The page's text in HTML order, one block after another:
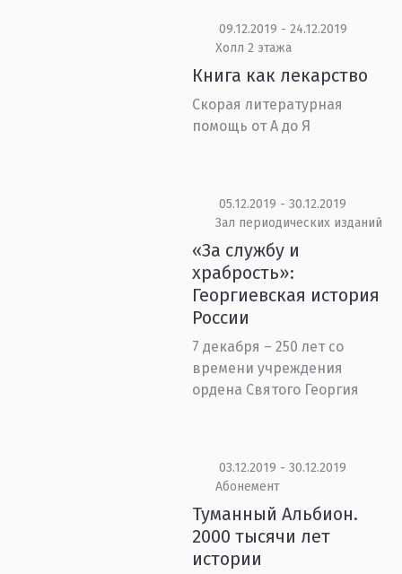
09.12.2019 - 24.12.2019
Холл 2 этажа
Книга как лекарство
Скорая литературная
помощь от А до Я
05.12.2019 - 30.12.2019
Зал периодических изданий
«За службу и
храбрость»:
Георгиевская история
России
7 декабря – 250 лет со
времени учреждения
ордена Святого Георгия
03.12.2019 - 30.12.2019
Абонемент
Туманный Альбион.
2000 тысячи лет
истории